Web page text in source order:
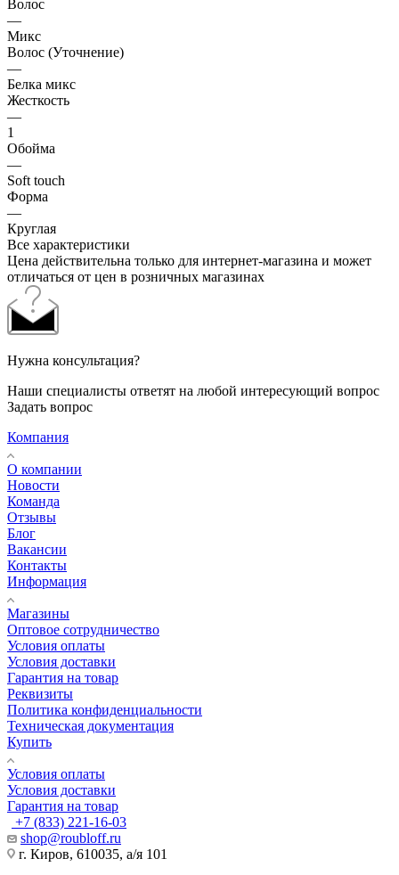
Волос
—
Микс
Волос (Уточнение)
—
Белка микс
Жесткость
—
1
Обойма
—
Soft touch
Форма
—
Круглая
Все характеристики
Цена действительна только для интернет-магазина и может
отличаться от цен в розничных магазинах
Нужна консультация?
Наши специалисты ответят на любой интересующий вопрос
Задать вопрос
Компания
О компании
Новости
Команда
Отзывы
Блог
Вакансии
Контакты
Информация
Магазины
Оптовое сотрудничество
Условия оплаты
Условия доставки
Гарантия на товар
Реквизиты
Политика конфиденциальности
Техническая документация
Купить
Условия оплаты
Условия доставки
Гарантия на товар
+7 (833) 221-16-03
shop@roubloff.ru
г. Киров, 610035, а/я 101